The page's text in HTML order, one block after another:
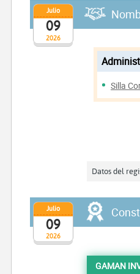
2026
Julio
09
Silla
Datos del
2026
Julio
09
GAMAN